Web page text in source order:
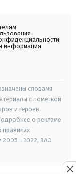
информация
словами
с пометкой
и героев.
о рекламе
правилах
2005—2022, ЗАО